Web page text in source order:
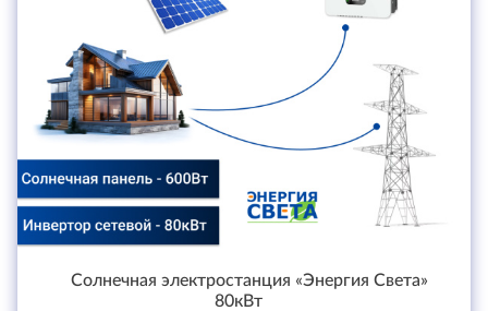
Солнечная электростанция «Энергия Света»
80кВт